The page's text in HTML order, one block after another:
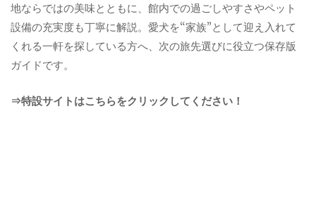
地ならではの美味とともに、館内での過ごしやすさやペット
設備の充実度も丁寧に解説。愛犬を“家族”として迎え入れて
くれる一軒を探している方へ、次の旅先選びに役立つ保存版
ガイドです。
⇒特設サイトはこちらをクリックしてください！